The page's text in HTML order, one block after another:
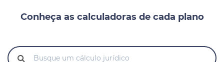
Conheça as calculadoras de cada plano